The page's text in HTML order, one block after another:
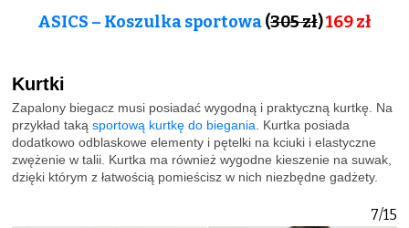
ASICS – Koszulka sportowa(305 zł)169 zł
Kurtki
Zapalony biegacz musi posiadać wygodną i praktyczną kurtkę. Na
przykład taką sportową kurtkę do biegania . Kurtka posiada
dodatkowo odblaskowe elementy i pętelki na kciuki i elastyczne
zwężenie w talii. Kurtka ma również wygodne kieszenie na suwak,
dzięki którym z łatwością pomieścisz w nich niezbędne gadżety.
7/15